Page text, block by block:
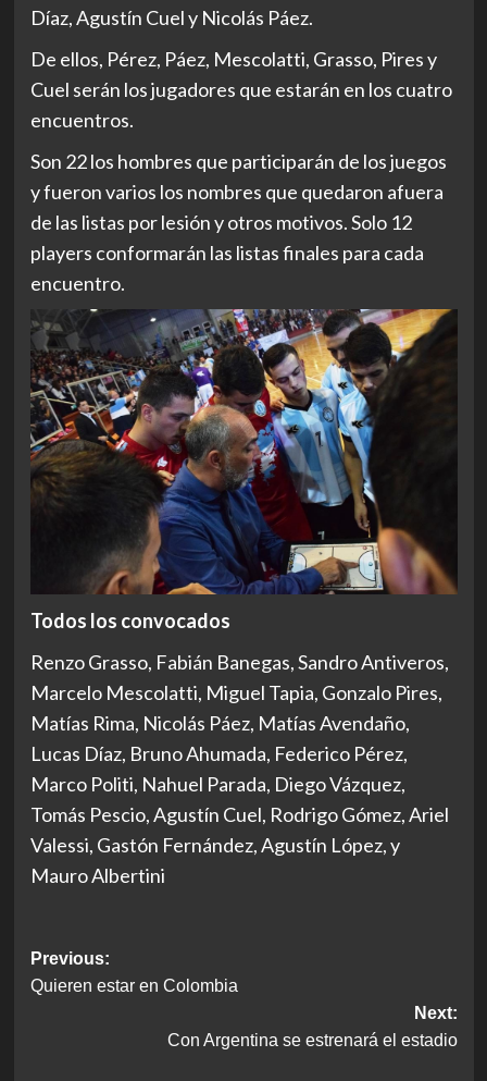
Díaz, Agustín Cuel y Nicolás Páez.
De ellos, Pérez, Páez, Mescolatti, Grasso, Pires y
Cuel serán los jugadores que estarán en los cuatro
encuentros.
Son 22 los hombres que participarán de los juegos
y fueron varios los nombres que quedaron afuera
de las listas por lesión y otros motivos. Solo 12
players conformarán las listas finales para cada
encuentro.
Todos los convocados
Renzo Grasso, Fabián Banegas, Sandro Antiveros,
Marcelo Mescolatti, Miguel Tapia, Gonzalo Pires,
Matías Rima, Nicolás Páez, Matías Avendaño,
Lucas Díaz, Bruno Ahumada, Federico Pérez,
Marco Politi, Nahuel Parada, Diego Vázquez,
Tomás Pescio, Agustín Cuel, Rodrigo Gómez, Ariel
Valessi, Gastón Fernández, Agustín López, y
Mauro Albertini
Post
navigation
Previous:
Quieren estar en Colombia
Next:
Con Argentina se estrenará el estadio